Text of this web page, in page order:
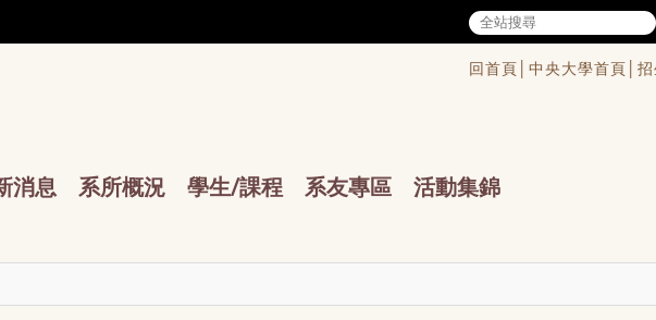
回首頁│ 中央大學首頁│ 招
消息 系所概況 學生/課程 系友專區 活動集錦